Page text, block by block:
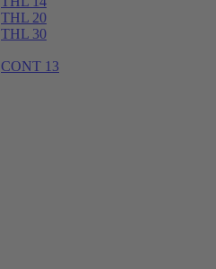
THL 20
THL 30
CONT 13